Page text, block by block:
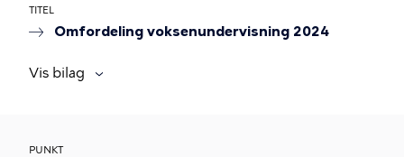
TITEL
Omfordeling voksenundervisning 2024
Vis bilag
PUNKT